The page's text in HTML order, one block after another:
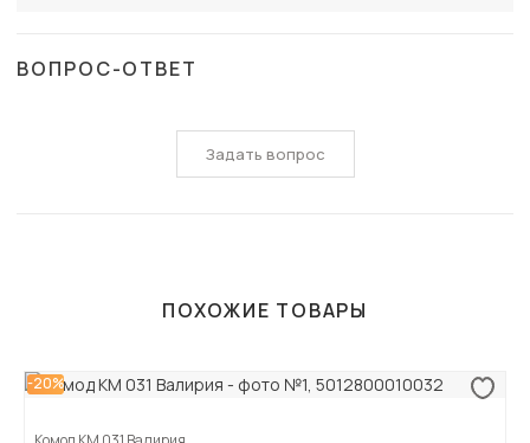
ВОПРОС-ОТВЕТ
Задать вопрос
ПОХОЖИЕ ТОВАРЫ
-20%